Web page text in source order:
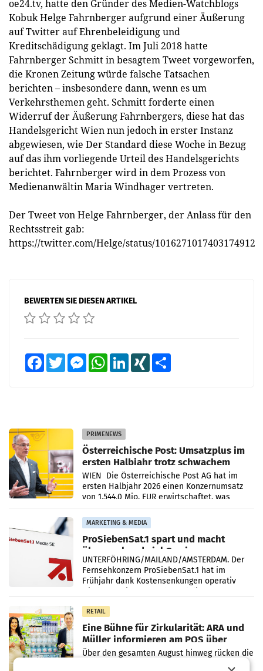
oe24.tv, hatte den Gründer des Medien-Watchblogs
Kobuk Helge Fahrnberger aufgrund einer Äußerung
auf Twitter auf Ehrenbeleidigung und
Kreditschädigung geklagt. Im Juli 2018 hatte
Fahrnberger Schmitt in besagtem Tweet vorgeworfen,
die Kronen Zeitung würde falsche Tatsachen
berichten – insbesondere dann, wenn es um
Verkehrsthemen geht. Schmitt forderte einen
Widerruf der Äußerung Fahrnbergers, diese hat das
Handelsgericht Wien nun jedoch in erster Instanz
abgewiesen, wie Der Standard diese Woche in Bezug
auf das ihm vorliegende Urteil des Handelsgerichts
berichtet. Fahrnberger wird in dem Prozess von
Medienanwältin Maria Windhager vertreten.
Der Tweet von Helge Fahrnberger, der Anlass für den
Rechtsstreit gab:
https://twitter.com/Helge/status/1016271017403174912
BEWERTEN SIE DIESEN ARTIKEL
FacebookTwitter MessengerWhatsAppLinkedInXING
PRIMENEWS
Österreichische Post: Umsatzplus im
ersten Halbjahr trotz schwachem
Briefgeschäft
WIEN Die Österreichische Post AG hat im
ersten Halbjahr 2026 einen Konzernumsatz
von 1.544,0 Mio. EUR erwirtschaftet, was
einem Plus von 3,8 Prozent gegenüber dem
Vergleichszeitraum
MARKETING & MEDIA
ProSiebenSat.1 spart und macht
überraschend viel Gewinn
UNTERFÖHRING/MAILAND/AMSTERDAM. Der
Fernsehkonzern ProSiebenSat.1 hat im
Frühjahr dank Kostensenkungen operativ
RETAIL
Eine Bühne für Zirkularität: ARA und
Müller informieren am POS über
Kreislauffähigkeit
Über den gesamten August hinweg rücken die